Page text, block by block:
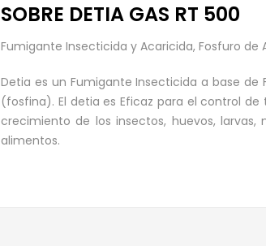
SOBRE DETIA GAS RT 500
Fumigante Insecticida y Acaricida, Fosfuro de
Detia es un Fumigante Insecticida a base
(fosfina). El detia es Eficaz para el control
crecimiento de los insectos, huevos,
alimentos.